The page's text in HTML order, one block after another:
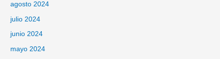
agosto 2024
julio 2024
junio 2024
mayo 2024